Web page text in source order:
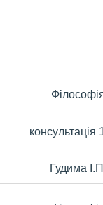
консультація
Гудима